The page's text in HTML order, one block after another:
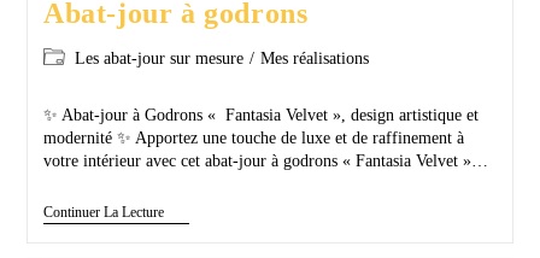
Abat-jour à godrons
Les abat-jour sur mesure / Mes réalisations
✨ Abat-jour à Godrons « Fantasia Velvet », design artistique et
modernité ✨ Apportez une touche de luxe et de raffinement à
votre intérieur avec cet abat-jour à godrons « Fantasia Velvet »…
Continuer La Lecture